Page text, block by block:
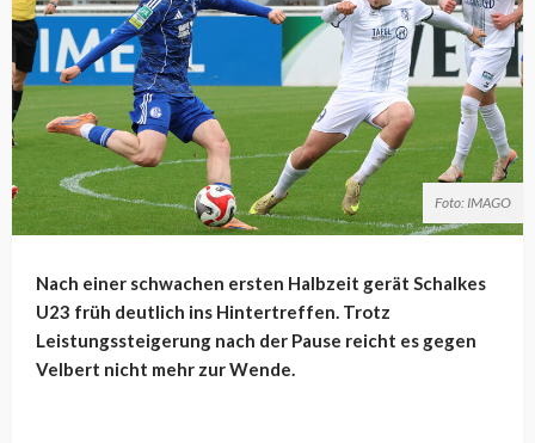
Foto: IMAGO
Nach einer schwachen ersten Halbzeit gerät Schalkes
U23 früh deutlich ins Hintertreffen. Trotz
Leistungssteigerung nach der Pause reicht es gegen
Velbert nicht mehr zur Wende.